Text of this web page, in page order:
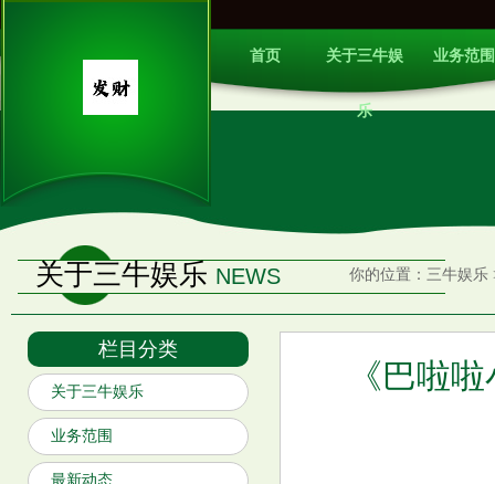
首页 关于三牛娱
乐
业务范围
关于三牛娱乐 NEWS 你的位置： 三牛娱乐
栏目分类
关于三牛娱乐
业务范围
最新动态
《巴啦